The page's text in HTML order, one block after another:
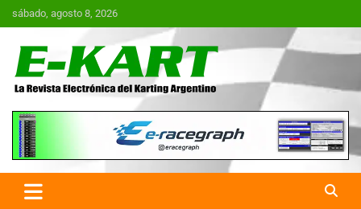
Saltar
al
sábado, agosto 8, 2026
E-Kart.com.ar | La Revista
Electrónica del Karting en
Argentina